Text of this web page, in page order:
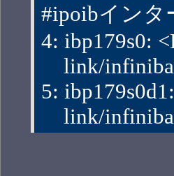
#ipoibインタ
4: ibp179s0:
link/
5:
link/